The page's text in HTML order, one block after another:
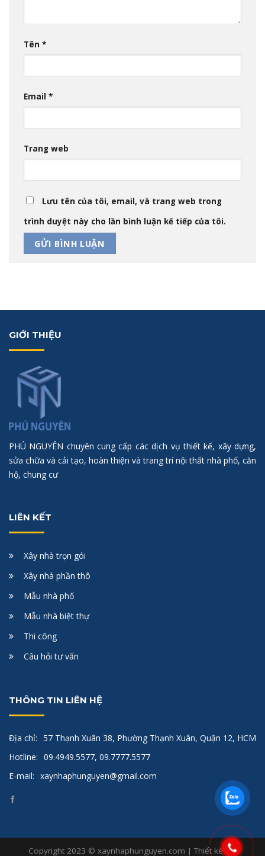
Tên *
Email *
Trang web
Lưu tên của tôi, email, và trang web trong
trình duyệt này cho lần bình luận kế tiếp của tôi.
GIỚI THIỆU
PHÚ NGUYÊN chuyên cung cấp các dịch vụ thiết kế, xây dựng,
sửa chữa và cải tạo, hoàn thiện và trang trí nội thất nhà phố, căn
hộ, chung cư
LIÊN KẾT
Xây nhà trọn gói
Xây nhà phần thô
Mẫu nhà phố
Mẫu nhà biệt thự
Thi công
Câu hỏi tư vấn
THÔNG TIN LIÊN HỆ
Địa chỉ: 57 Thạnh Xuân 38, Phường Thạnh Xuân, Quận 12, HCM
Hotline: 09.4949.5577, 09.7777.5577
E-mail: xaynhaphunguyen@gmail.com
Copyright 2023 © xaynhaphunguyen.com | Thiết kế bởi